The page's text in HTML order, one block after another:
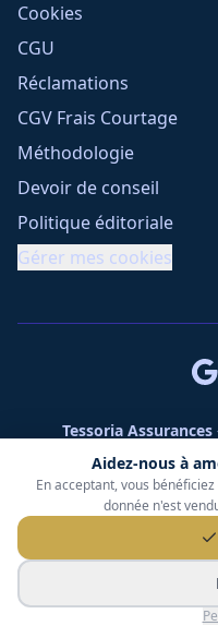
Aidez-nous à
En acceptant, vous
donnée n'est
Cookies
CGU
Réclamations
CGV Frais Courtage
Méthodologie
Devoir de conseil
Politique éditoriale
Gérer mes cookies
Tessoria Assurances
ORIAS n° 25007309 -
RC Pro : Klarity -
49 chemin des
© Tessoria